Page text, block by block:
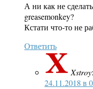
А ни как не
greasemonkey?
Кстати что-то не
Ответить
Xstroy:
24.11.2018 в